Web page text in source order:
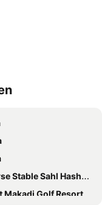
Stable Sahl Hasheesh
Makadi Golf Resort